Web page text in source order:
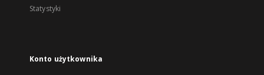
Statystyki
Konto użytkownika